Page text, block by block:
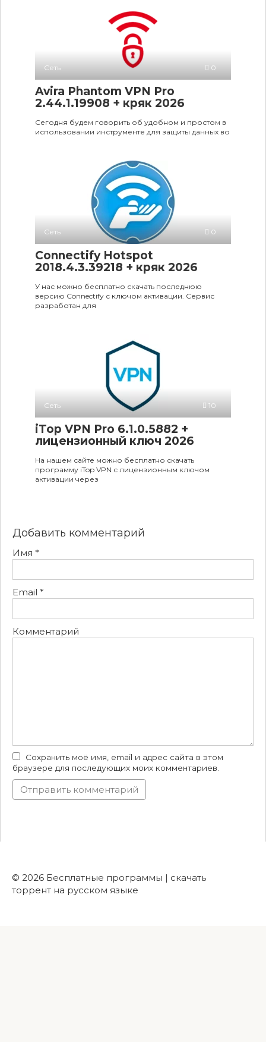
Сеть 0
Avira Phantom VPN Pro
2.44.1.19908 + кряк 2026
Сегодня будем говорить об удобном и простом в
использовании инструменте для защиты данных во
Сеть 0
Connectify Hotspot
2018.4.3.39218 + кряк 2026
У нас можно бесплатно скачать последнюю
версию Connectify с ключом активации. Сервис
разработан для
Сеть 10
iTop VPN Pro 6.1.0.5882 +
лицензионный ключ 2026
На нашем сайте можно бесплатно скачать
программу iTop VPN с лицензионным ключом
активации через
Добавить комментарий
Имя *
Email *
Комментарий
Сохранить моё имя, email и адрес сайта в этом
браузере для последующих моих комментариев.
© 2026 Бесплатные программы | скачать
торрент на русском языке